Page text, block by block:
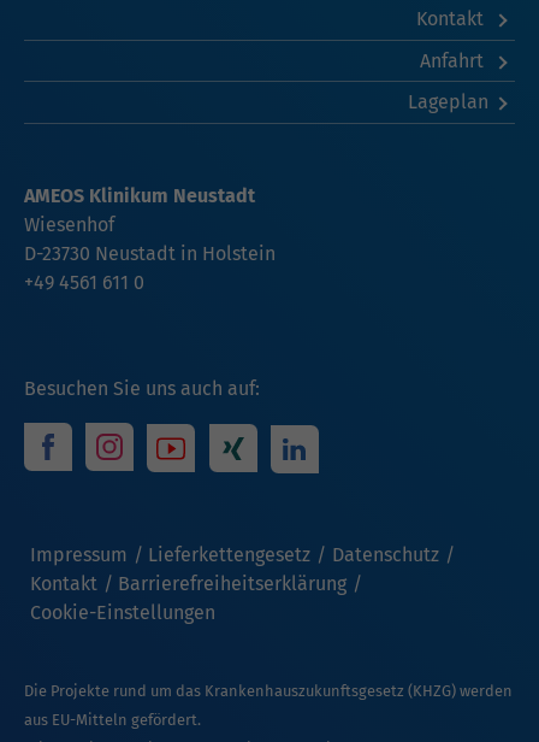
Kontakt
Anfahrt
Lageplan
Besuchen Sie uns auch auf:
Impressum Lieferkettengesetz
Datenschutz
Kontakt
Barrierefreiheitserklärung
Cookie-Einstellungen
AMEOS Klinikum Neustadt
Wiesenhof
D-23730 Neustadt in Holstein
+49 4561 611 0
Die Projekte rund um das Krankenhauszukunftsgesetz (KHZG) werden
aus EU-Mitteln gefördert.